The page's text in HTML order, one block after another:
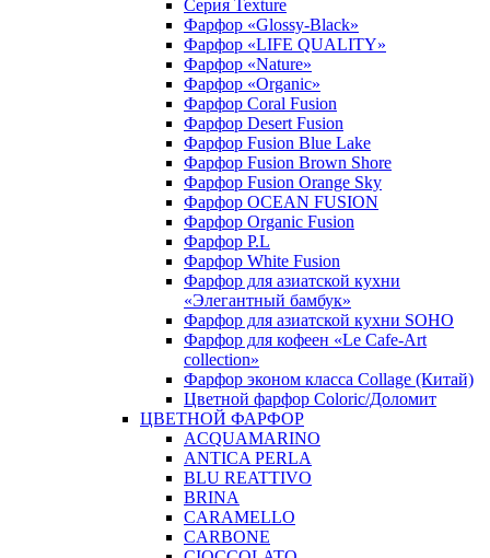
Серия Texture
Фарфор «Glossy-Black»
Фарфор «LIFE QUALITY»
Фарфор «Nature»
Фарфор «Organic»
Фарфор Coral Fusion
Фарфор Desert Fusion
Фарфор Fusion Blue Lake
Фарфор Fusion Brown Shore
Фарфор Fusion Orange Sky
Фарфор OCEAN FUSION
Фарфор Organic Fusion
Фарфор P.L
Фарфор White Fusion
Фарфор для азиатской кухни
«Элегантный бамбук»
Фарфор для азиатской кухни SOHO
Фарфор для кофеен «Le Cafe-Art
collection»
Фарфор эконом класса Collage (Китай)
Цветной фарфор Coloric/Доломит
ЦВЕТНОЙ ФАРФОР
ACQUAMARINO
ANTICA PERLA
BLU REATTIVO
BRINA
CARAMELLO
CARBONE